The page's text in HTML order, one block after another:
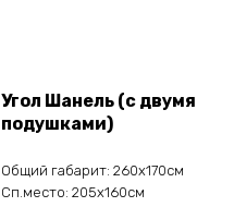
Угол Шанель (с двумя
подушками)
Общий габарит: 260х170см
Сп.место: 205х160см